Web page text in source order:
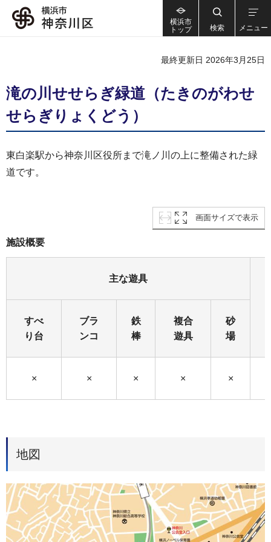
横浜市
トップ
検索 メニュー
最終更新日 2026年3月25日
滝の川せせらぎ緑道（たきのがわせ
せらぎりょくどう）
東白楽駅から神奈川区役所まで滝ノ川の上に整備された緑
道です。
画面サイズで表示
施設概要
主な遊具
すべ
り台
ブラ
ンコ
鉄
棒
複合
遊具
砂
場
× × × × ×
地図